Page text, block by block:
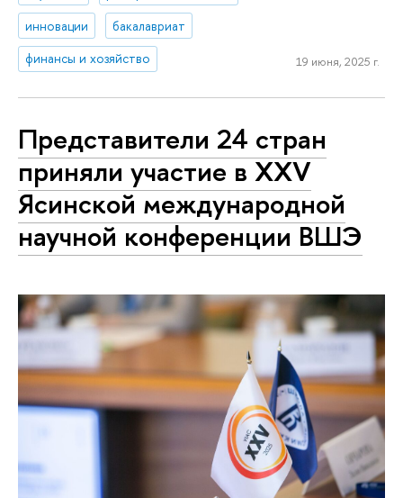
инновации
бакалавриат
финансы и хозяйство
19 июня, 2025 г.
Представители 24 стран
приняли участие в XXV
Ясинской международной
научной конференции ВШЭ